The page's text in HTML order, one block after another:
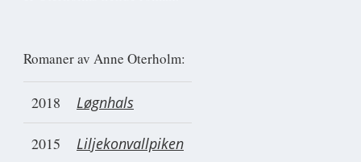
Romaner av Anne Oterholm:
2018 Løgnhals
2015 Liljekonvallpiken